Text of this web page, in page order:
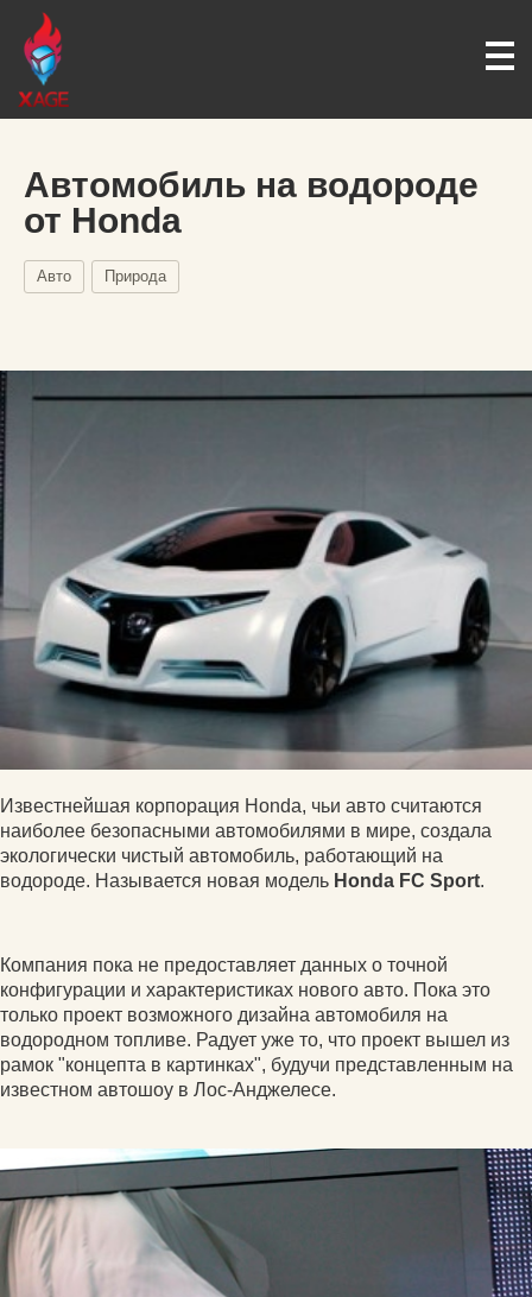
Автомобиль на водороде
от Honda
Авто Природа
Известнейшая корпорация Honda, чьи авто считаются
наиболее безопасными автомобилями в мире, создала
экологически чистый автомобиль, работающий на
водороде. Называется новая модель Honda FC Sport.
Компания пока не предоставляет данных о точной
конфигурации и характеристиках нового авто. Пока это
только проект возможного дизайна автомобиля на
водородном топливе. Радует уже то, что проект вышел из
рамок "концепта в картинках", будучи представленным на
известном автошоу в Лос-Анджелесе.